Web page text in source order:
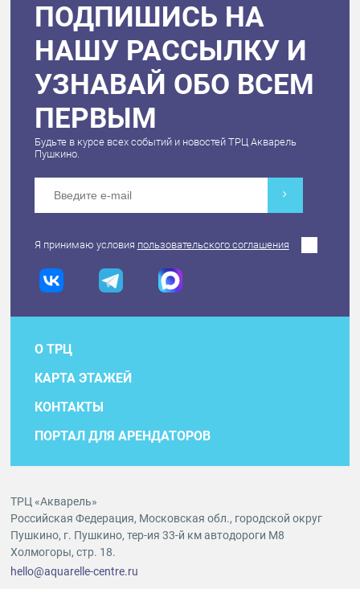
ПОДПИШИСЬ НА
НАШУ РАССЫЛКУ И
УЗНАВАЙ ОБО ВСЕМ
ПЕРВЫМ
Будьте в курсе всех событий и новостей ТРЦ Акварель
Пушкино.
Я принимаю условия пользовательского соглашения
О ТРЦ
КАРТА ЭТАЖЕЙ
КОНТАКТЫ
ПОРТАЛ ДЛЯ АРЕНДАТОРОВ
ТРЦ «Акварель»
Российская Федерация, Московская обл., городской округ
Пушкино, г. Пушкино, тер-ия 33-й км автодороги М8
Холмогоры, стр. 18.
hello@aquarelle-centre.ru